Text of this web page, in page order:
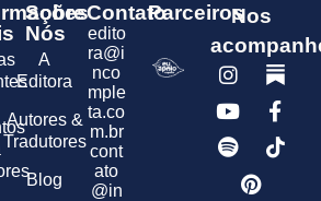
Sobre
Nós
A
Editora
Autores &
Tradutores
Blog
Contato
edito
ra@i
nco
mple
ta.co
m.br
cont
ato
@in
ParceirosNos